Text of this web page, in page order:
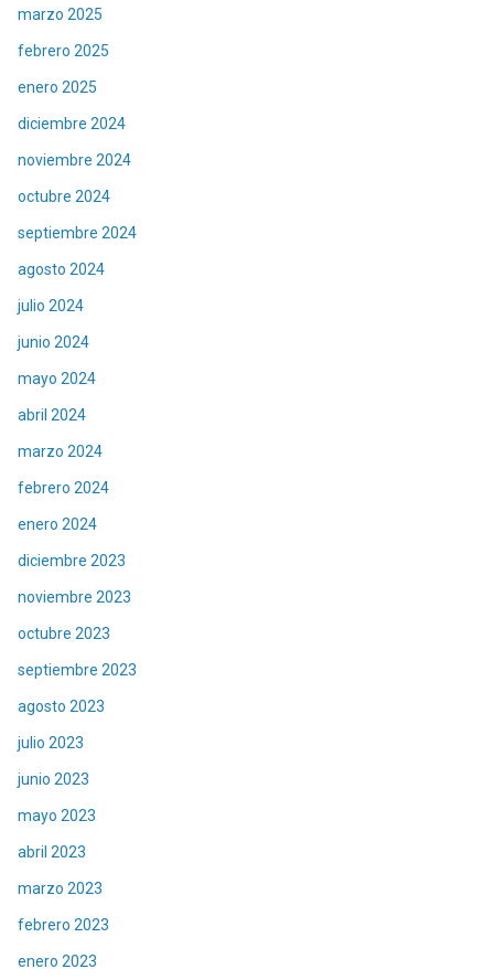
marzo 2025
febrero 2025
enero 2025
diciembre 2024
noviembre 2024
octubre 2024
septiembre 2024
agosto 2024
julio 2024
junio 2024
mayo 2024
abril 2024
marzo 2024
febrero 2024
enero 2024
diciembre 2023
noviembre 2023
octubre 2023
septiembre 2023
agosto 2023
julio 2023
junio 2023
mayo 2023
abril 2023
marzo 2023
febrero 2023
enero 2023